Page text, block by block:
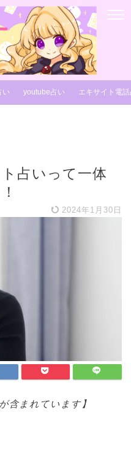
い youtube占い エキサイト電
占いって一体
2024年1月30日
含まれています】